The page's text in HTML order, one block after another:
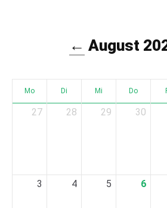
← August
Mo Di Mi Do
27 28 29 30
3 4 5 6